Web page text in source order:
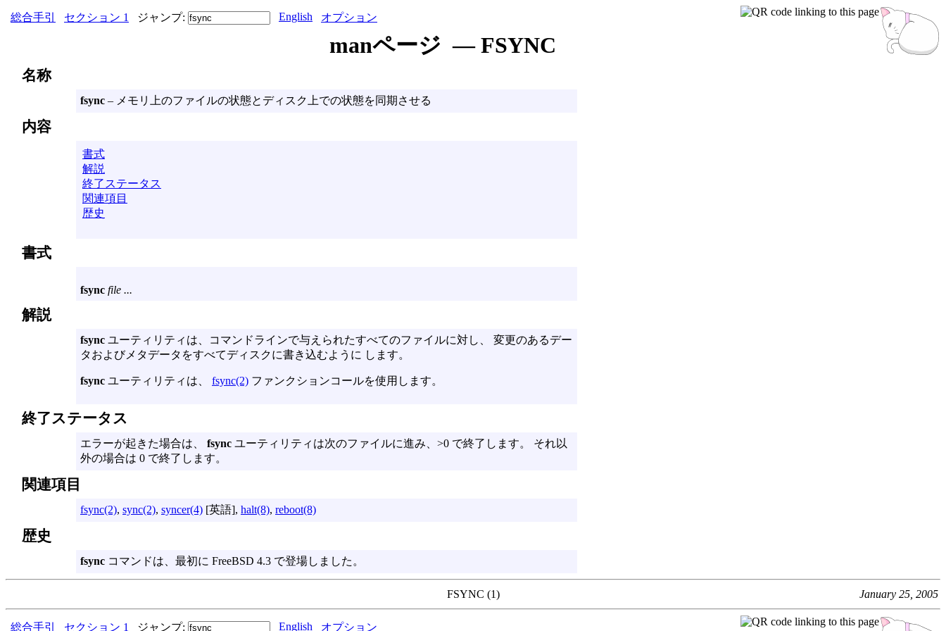
総合手引 セクション 1 ジャンプ: English オプション
manページ — FSYNC
名称
fsync – メモリ上のファイルの状態とディスク上での状態を同期させる
内容
書式
解説
終了ステータス
関連項目
歴史
書式
fsync file ...
解説
fsync ユーティリティは、コマンドラインで与えられたすべてのファイルに対し、 変更のあるデー
タおよびメタデータをすべてディスクに書き込むように します。
fsync ユーティリティは、 fsync(2) ファンクションコールを使用します。
終了ステータス
エラーが起きた場合は、 fsync ユーティリティは次のファイルに進み、>0 で終了します。 それ以
外の場合は 0 で終了します。
関連項目
fsync(2), sync(2), syncer(4) [英語], halt(8), reboot(8)
歴史
fsync コマンドは、最初に FreeBSD 4.3 で登場しました。
FSYNC (1) January 25, 2005
総合手引 セクション 1 ジャンプ: English オプション